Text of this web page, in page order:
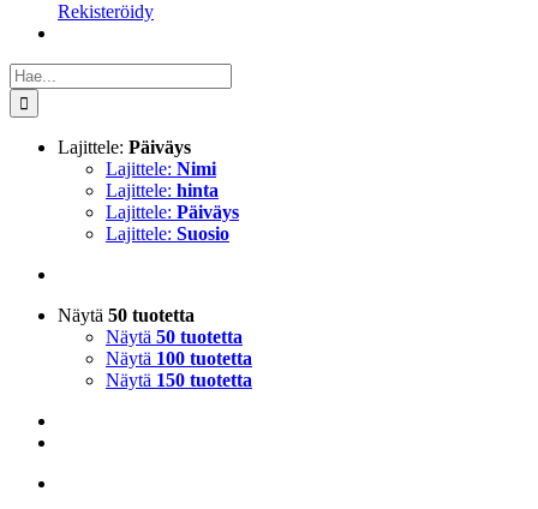
Rekisteröidy
Etsi
...
Lajittele: Päiväys
Lajittele: Nimi
Lajittele: hinta
Lajittele: Päiväys
Lajittele: Suosio
Näytä 50 tuotetta
Näytä 50 tuotetta
Näytä 100 tuotetta
Näytä 150 tuotetta